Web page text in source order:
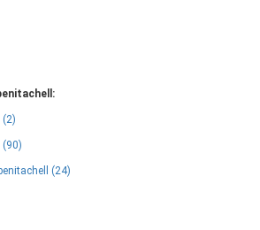
(2)
(90)
(24)